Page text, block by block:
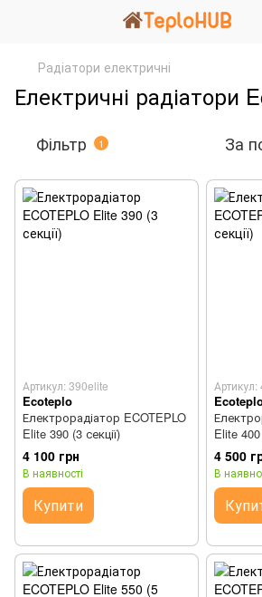
Радіатори електричні
Електричні радіатори
Фільтр 1 За
Артикул: 390elite
Ecoteplo
Електрорадіатор ECOTEPLO
Elite 390 (3 секції)
4 100 грн
В наявності
Купити
Артикул:
Elite 400
4 500
В